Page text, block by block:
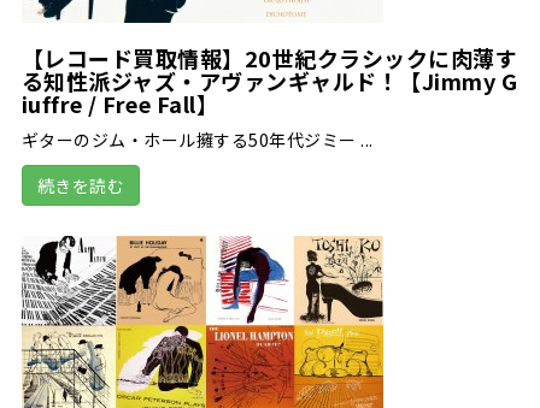
【レコード買取情報】20世紀クラシックに肉薄す
る知性派ジャズ・アヴァンギャルド！【Jimmy G
iuffre / Free Fall】
ギターのジム・ホール擁する50年代ジミー ...
続きを読む